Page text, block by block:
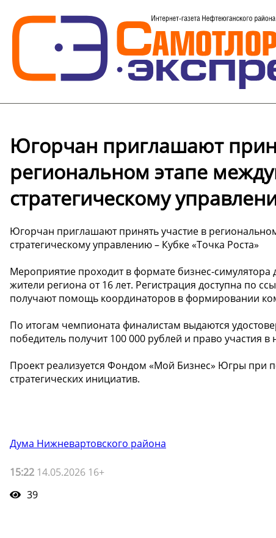
Югорчан приглашают
региональном этапе
стратегическому
Югорчан приглашают принять участие в
стратегическому управлению – Кубке «Точка Роста»
Мероприятие проходит в формате бизнес-
жители региона от 16 лет. Регистрация доступна по
получают помощь координаторов в формировании
По итогам чемпионата финалистам выдаются
победитель получит 100 000 рублей и право участия
Проект реализуется Фондом «Мой Бизнес» Югры при
стратегических инициатив.
Дума Нижневартовского района
15:22 14.05.2026 16+
39